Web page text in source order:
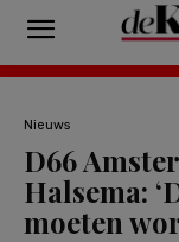
Nieuws
D66
Halsema:
moeten